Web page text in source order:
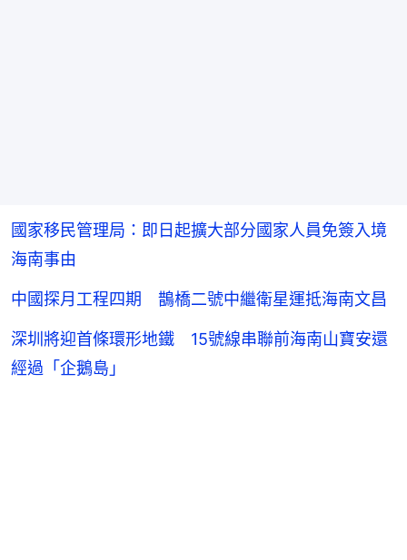
國家移民管理局：即日起擴大部分國家人員免簽入境
海南事由
中國探月工程四期 鵲橋二號中繼衛星運抵海南文昌
深圳將迎首條環形地鐵 15號線串聯前海南山寶安還
經過「企鵝島」